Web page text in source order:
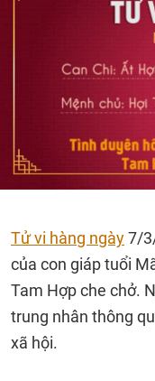
Tử vi hàng ngày7/
của con giáp tuổi
Tam Hợp che chở.
trung nhân thông
xã hội.